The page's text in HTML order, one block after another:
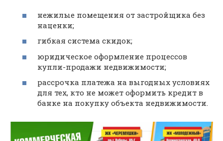
нежилые помещения от застройщика без
наценки;
гибкая система скидок;
юридическое оформление процессов
купли-продажи недвижимости;
рассрочка платежа на выгодных условиях
для тех, кто не может оформить кредит в
банке на покупку объекта недвижимости.